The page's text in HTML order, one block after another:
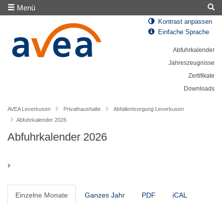
Menü
Kontrast anpassen
Einfache Sprache
Abfuhrkalender
Jahreszeugnisse
Zertifikate
Downloads
AVEA Leverkusen Privathaushalte
Abfallentsorgung Leverkusen
Abfuhrkalender 2026
Abfuhrkalender 2026
›
Einzelne Monate Ganzes Jahr PDF iCAL